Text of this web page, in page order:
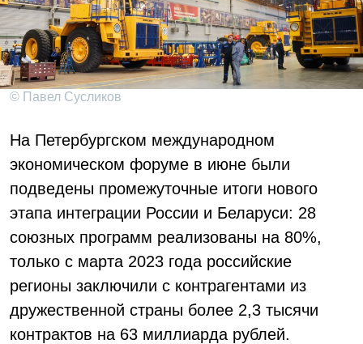
© Павел Сусликов
На Петербургском международном
экономическом форуме в июне были
подведены промежуточные итоги нового
этапа интеграции России и Беларуси: 28
союзных программ реализованы на 80%,
только с марта 2023 года российские
регионы заключили с контрагентами из
дружественной страны более 2,3 тысячи
контрактов на 63 миллиарда рублей.